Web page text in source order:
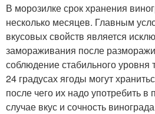
В морозилке срок хранения
несколько месяцев. Главным
вкусовых свойств является
замораживания после
соблюдение стабильного
24 градусах ягоды могут
после чего их надо употребить
случае вкус и сочность